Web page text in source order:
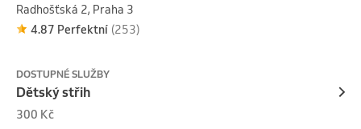
Radhošťská 2, Praha 3
4.87 Perfektní (253)
DOSTUPNÉ SLUŽBY
Dětský střih
300 Kč